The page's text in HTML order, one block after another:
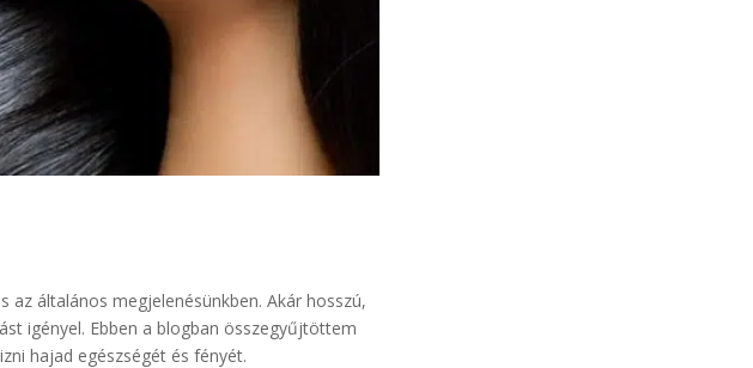
általános megjelenésünkben. Akár hosszú,
igényel. Ebben a blogban összegyűjtöttem
hajad egészségét és fényét.